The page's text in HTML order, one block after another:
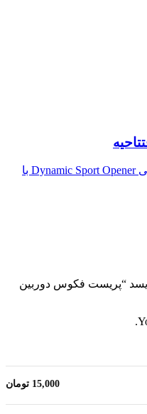
دانلود پروژه آماده پریمیر وله ورزشی Dynamic Sport Opener با
“پریست فکوس دوربین
15,000 تومان